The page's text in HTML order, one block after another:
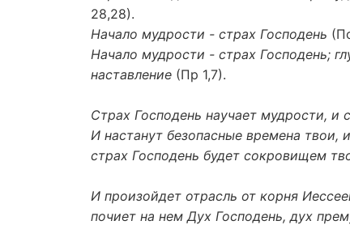
28,28).
Начало мудрости - страх Господень
Начало мудрости - страх Господень;
наставление (Пр 1,7).
Страх Господень научает мудрости, и
И настанут безопасные времена твои,
страх Господень будет сокровищем
И произойдет отрасль от корня
почиет на нем Дух Господень, дух